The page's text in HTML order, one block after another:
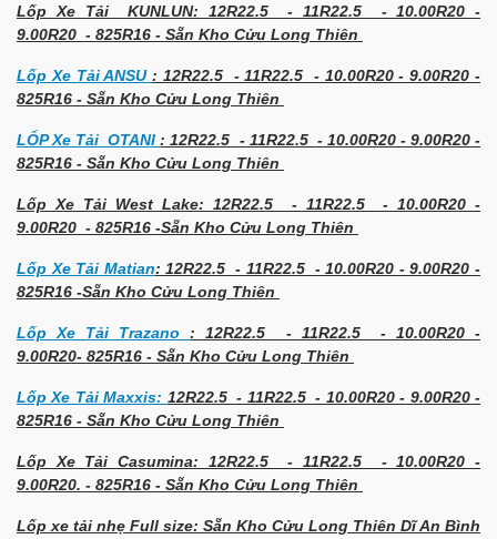
Lốp Xe Tải KUNLUN: 12R22.5 - 11R22.5 - 10.00R20 -
9.00R20 - 825R16 - Sẵn Kho Cửu Long Thiên
Lốp Xe Tải ANSU: 12R22.5 - 11R22.5 - 10.00R20 - 9.00R20 -
825R16 - Sẵn Kho Cửu Long Thiên
LỐP Xe Tải OTANI: 12R22.5 - 11R22.5 - 10.00R20 - 9.00R20 -
825R16 - Sẵn Kho Cửu Long Thiên
Lốp Xe Tải West Lake: 12R22.5 - 11R22.5 - 10.00R20 -
9.00R20 - 825R16 -Sẵn Kho Cửu Long Thiên
Lốp Xe Tải Matian: 12R22.5 - 11R22.5 - 10.00R20 - 9.00R20 -
825R16 -Sẵn Kho Cửu Long Thiên
Lốp Xe Tải Trazano: 12R22.5 - 11R22.5 - 10.00R20 -
9.00R20- 825R16 - Sẵn Kho Cửu Long Thiên
Lốp Xe Tải Maxxis: 12R22.5 - 11R22.5 - 10.00R20 - 9.00R20 -
825R16 - Sẵn Kho Cửu Long Thiên
Lốp Xe Tải Casumina: 12R22.5 - 11R22.5 - 10.00R20 -
9.00R20. - 825R16 - Sẵn Kho Cửu Long Thiên
Lốp xe tải nhẹ Full size: Sẵn Kho Cửu Long Thiên Dĩ An Bình